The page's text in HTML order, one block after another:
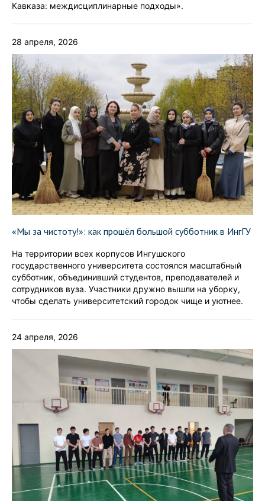
Кавказа: междисциплинарные подходы».
28 апреля, 2026
«Мы за чистоту!»: как прошёл большой субботник в ИнгГУ
На территории всех корпусов Ингушского
государственного университета состоялся масштабный
субботник, объединивший студентов, преподавателей и
сотрудников вуза. Участники дружно вышли на уборку,
чтобы сделать университетский городок чище и уютнее.
24 апреля, 2026